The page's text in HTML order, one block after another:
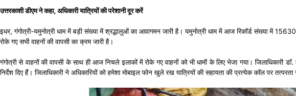
उत्तरकाशी डीएम ने कहा, अधिकारी यात्रियों की परेशानी दूर करें
इधर, गंगोत्री-यमुनोत्री धाम में बड़ी संख्या में श्रद्धालुओं का आवागमन जारी है। यमुनोत्री धाम में आज रिकॉर्ड संख्या में
रोके गए सभी वाहनों की वापसी का क्रम जारी है।
गंगोत्री से वाहनों की वापसी के साथ ही आज निचले इलाकों में रोके गए वाहनों को भी धामों के लिए भेजा गया।
निर्देश दिए हैं। जिलाधिकारी ने अधिकारियों को हमेशा मोबाइल फोन खुले रख यात्रियों की सहायता की प्रत्येक कॉल पर